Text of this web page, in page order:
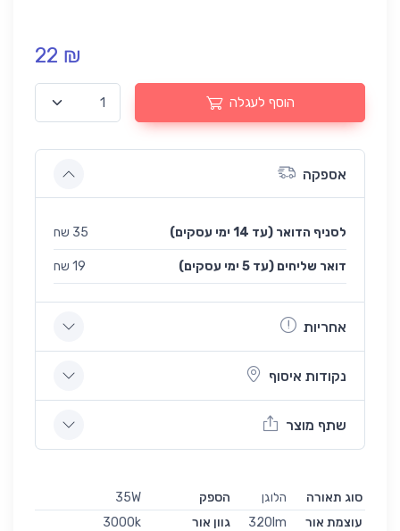
22 ₪
הוסף לעגלה
אספקה
לסניף הדואר (עד 14 ימי עסקים) 35 שח
(עד 5 ימי עסקים) דואר שליחים 19 שח
אחריות
נקודות איסוף
שתף מוצר
סוג תאורה הלוגן הספק
35W
עוצמת אור
320lm גוון אור
3000k